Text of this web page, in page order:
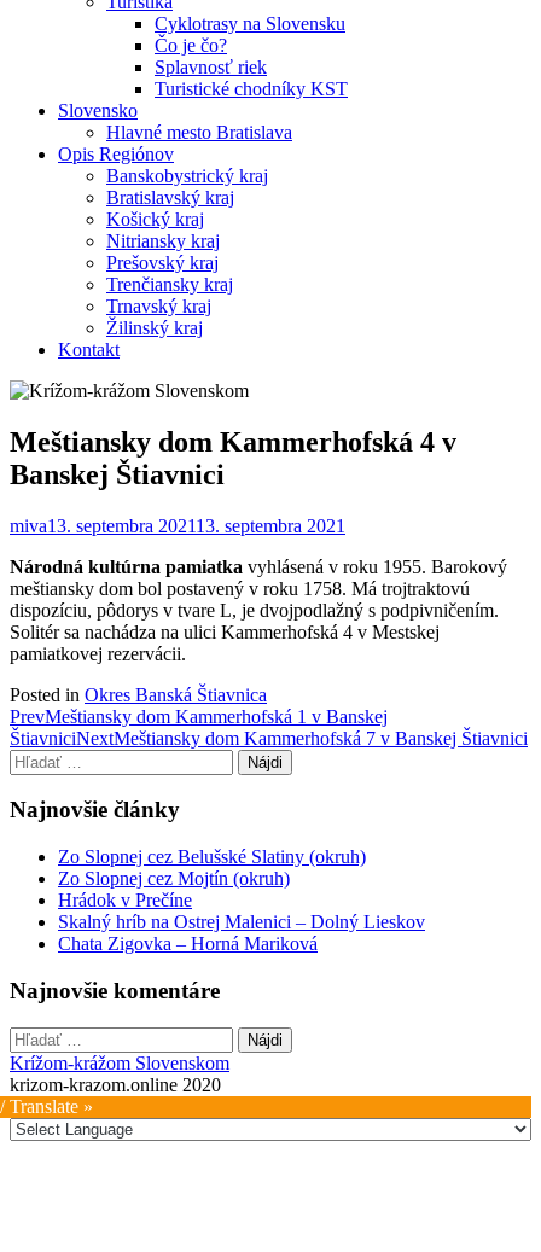
Cyklotrasy na Slovensku
Čo je čo?
Splavnosť riek
Turistické chodníky KST
Slovensko
Hlavné mesto Bratislava
Opis Regiónov
Banskobystrický kraj
Bratislavský kraj
Košický kraj
Nitriansky kraj
Prešovský kraj
Trenčiansky kraj
Trnavský kraj
Žilinský kraj
Kontakt
Meštiansky dom Kammerhofská 4 v
Banskej Štiavnici
miva13. septembra 202113. septembra 2021
Národná kultúrna pamiatka vyhlásená v roku 1955. Barokový
meštiansky dom bol postavený v roku 1758. Má trojtraktovú
dispozíciu, pôdorys v tvare L, je dvojpodlažný s podpivničením.
Solitér sa nachádza na ulici Kammerhofská 4 v Mestskej
pamiatkovej rezervácii.
Posted in Okres Banská Štiavnica
Post
navigation
PrevMeštiansky dom Kammerhofská 1 v Banskej
ŠtiavniciNextMeštiansky dom Kammerhofská 7 v Banskej Štiavnici
Hľadať:
Najnovšie články
Zo Slopnej cez Belušské Slatiny (okruh)
Zo Slopnej cez Mojtín (okruh)
Hrádok v Prečíne
Skalný hríb na Ostrej Malenici – Dolný Lieskov
Chata Zigovka – Horná Mariková
Najnovšie komentáre
Hľadať:
Krížom-krážom Slovenskom
krizom-krazom.online 2020
Translate »